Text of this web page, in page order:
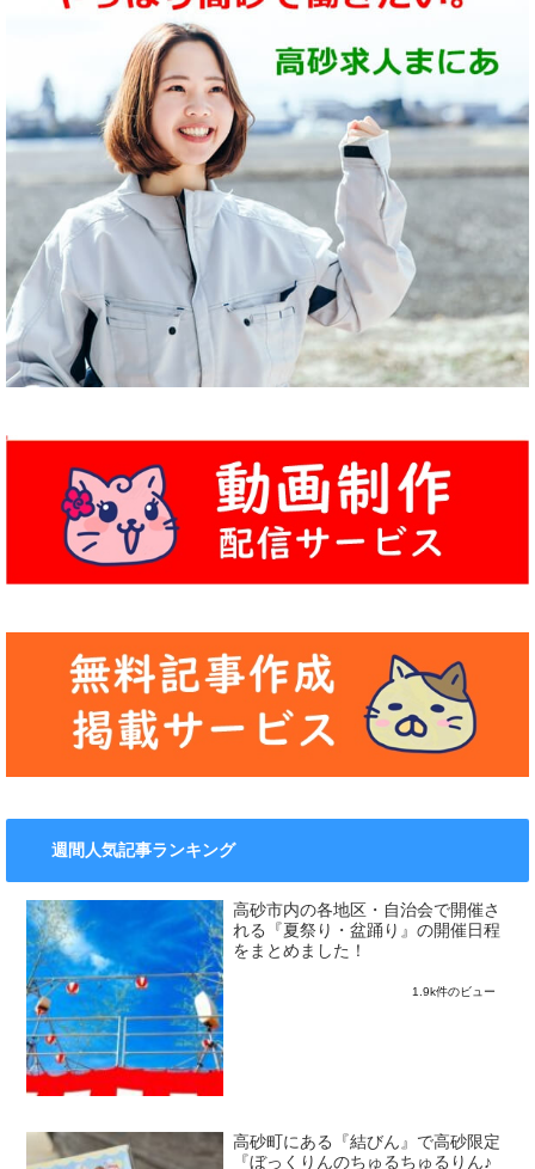
週間人気記事ランキング
高砂市内の各地区・自治会で開催さ
れる『夏祭り・盆踊り』の開催日程
をまとめました！
1.9k件のビュー
高砂町にある『結びん』で高砂限定
『ぼっくりんのちゅるちゅるりん♪